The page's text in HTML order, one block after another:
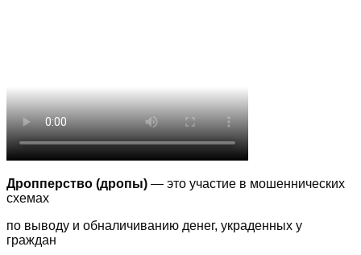
Дропперство (дропы) — это участие в мошеннических
схемах
по выводу и обналичиванию денег, украденных у
граждан